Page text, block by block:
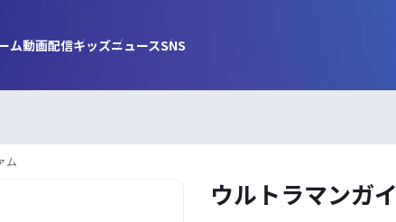
ム動画配信キッズニュースSNS
ム
ウルトラマンガ